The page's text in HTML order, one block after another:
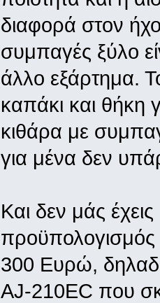
διαφορά στον
συμπαγές ξύλο
άλλο εξάρτημα.
καπάκι και θήκη
κιθάρα με
για μένα δεν
Και δεν μάς
προϋπολογισμός
300 Ευρώ,
AJ-210EC που